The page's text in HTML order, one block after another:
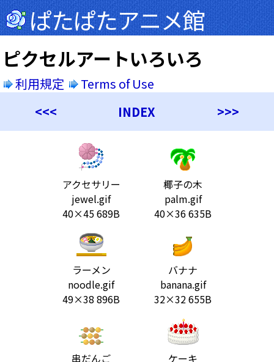
ぱたぱたアニメ館
ピクセルアートいろいろ
利用規定
Terms of Use
<<<
INDEX >>>
アクセサリー
jewel.gif
40×45 689B
椰子の木
palm.gif
40×36 635B
ラーメン
noodle.gif
49×38 896B
バナナ
banana.gif
32×32 655B
串だんご
ケーキ